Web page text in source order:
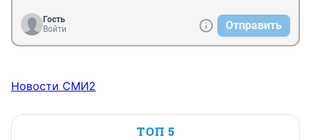
Гость
Войти
Отправить
Новости СМИ2
ТОП 5